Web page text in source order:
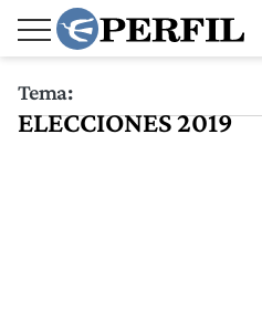
Tema:
ELECCIONES 2019